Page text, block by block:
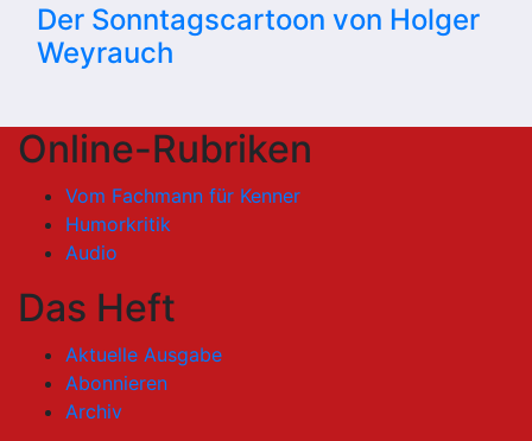
Der Sonntagscartoon von Holger
Weyrauch
Online-Rubriken
Vom Fachmann für Kenner
Humorkritik
Audio
Das Heft
Aktuelle Ausgabe
Abonnieren
Archiv